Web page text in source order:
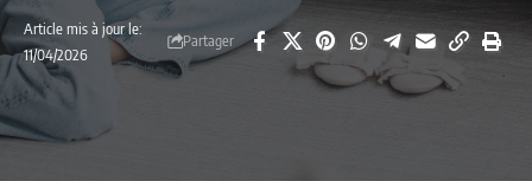
Article mis à jour le:
11/04/2026
Partager